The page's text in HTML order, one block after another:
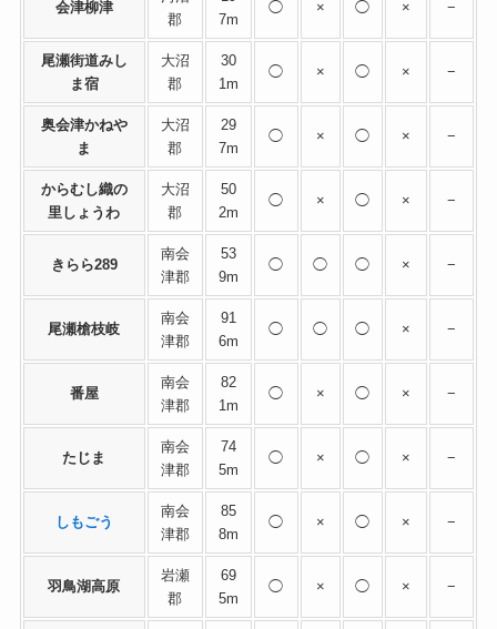
会津柳津
郡
7m
◯ × ◯ × −
尾瀬街道みし
ま宿
大沼
郡
30
1m
◯ × ◯ × −
奥会津かねや
ま
大沼
郡
29
7m
◯ × ◯ × −
からむし織の
里しょうわ
大沼
郡
50
2m
◯ × ◯ × −
きらら289
南会
津郡
53
9m
◯ ◯ ◯ × −
尾瀬槍枝岐
南会
津郡
91
6m
◯ ◯ ◯ × −
番屋
南会
津郡
82
1m
◯ × ◯ × −
たじま
南会
津郡
74
5m
◯ × ◯ × −
しもごう
南会
津郡
85
8m
◯ × ◯ × −
羽鳥湖高原
岩瀬
郡
69
5m
◯ × ◯ × −